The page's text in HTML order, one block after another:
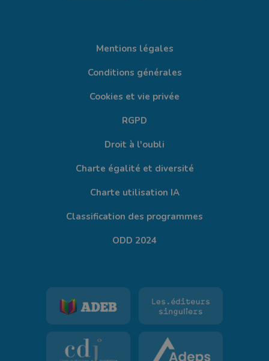
Mentions légales
Conditions générales
Cookies et vie privée
RGPD
Droit à l'oubli
Charte égalité et diversité
Charte utilisation IA
Classification des programmes
ODD 2024